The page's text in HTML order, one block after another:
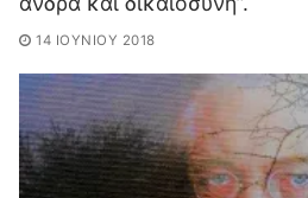
14 ΙΟΥΝΊΟΥ 2018